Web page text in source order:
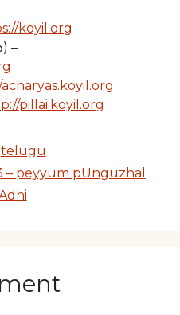
koyil.org
–
pillai.koyil.org
telugu
– peyyum pUnguzhal